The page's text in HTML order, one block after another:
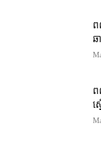
ព
ឆ
ព
ស្